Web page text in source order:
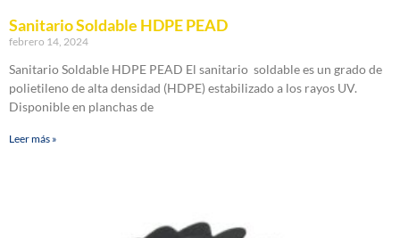
Sanitario Soldable HDPE PEAD
febrero 14, 2024
Sanitario Soldable HDPE PEAD El sanitario soldable es un grado de
polietileno de alta densidad (HDPE) estabilizado a los rayos UV.
Disponible en planchas de
Leer más »